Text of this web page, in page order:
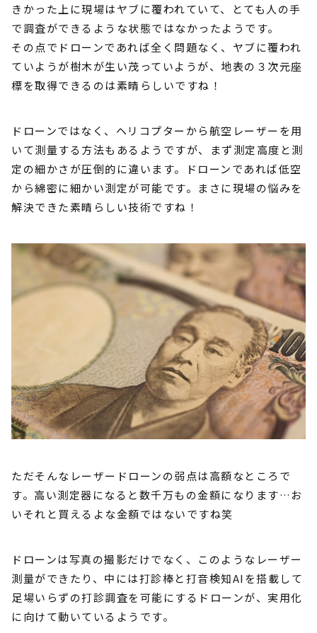
きかった上に現場はヤブに覆われていて、とても人の手
で調査ができるような状態ではなかったようです。
その点でドローンであれば全く問題なく、ヤブに覆われ
ていようが樹木が生い茂っていようが、地表の３次元座
標を取得できるのは素晴らしいですね！
ドローンではなく、ヘリコプターから航空レーザーを用
いて測量する方法もあるようですが、まず測定高度と測
定の細かさが圧倒的に違います。ドローンであれば低空
から綿密に細かい測定が可能です。まさに現場の悩みを
解決できた素晴らしい技術ですね！
ただそんなレーザードローンの弱点は高額なところで
す。高い測定器になると数千万もの金額になります…お
いそれと買えるよな金額ではないですね笑
ドローンは写真の撮影だけでなく、このようなレーザー
測量ができたり、中には打診棒と打音検知AIを搭載して
足場いらずの打診調査を可能にするドローンが、実用化
に向けて動いているようです。